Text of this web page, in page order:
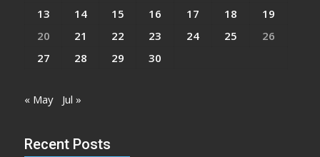
13
14 15 16 17 18
19
20
21 22 23 24 25
26
27
28 29 30
« May Jul »
Recent Posts